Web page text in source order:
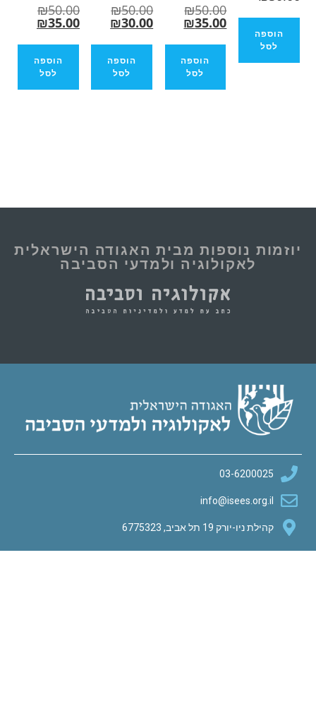
₪35.00
הוספה
₪50.00
₪30.00
הוספה
לסל
₪50.00
₪35.00
הוספה
לסל
מבית האגודה הישראלית
ולמדעי הסביבה
03-
6775323